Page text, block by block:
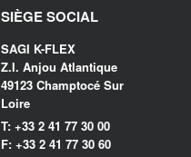
SIÈGE SOCIAL
SAGI K-FLEX
Z.I. Anjou Atlantique
49123 Champtocé Sur
Loire
T: +33 2 41 77 30 00
F: +33 2 41 77 30 60